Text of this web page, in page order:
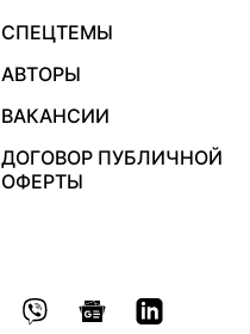
СПЕЦТЕМЫ
АВТОРЫ
ВАКАНСИИ
ДОГОВОР ПУБЛИЧНОЙ
ОФЕРТЫ